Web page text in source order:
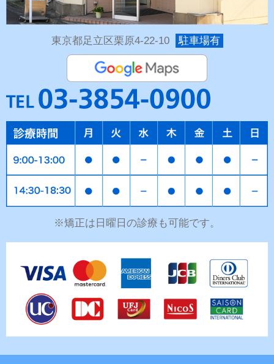
東京都足立区栗原4-22-10 駐車場有
※矯正は日曜日の診療も可能です。